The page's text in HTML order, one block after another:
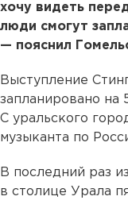
хочу видеть
люди смогут
— пояснил
Выступление
запланировано на
С уральского
музыканта по
В последний раз
в столице Урала